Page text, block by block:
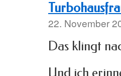
22. November
Das klingt
Und ich